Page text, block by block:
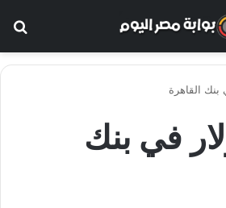
بنك القاهرة
في بنك